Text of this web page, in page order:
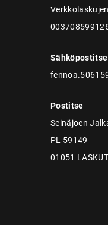
Sähköpostitse
Postitse
Seinäjoen
PL 59149
01051 LASKUT